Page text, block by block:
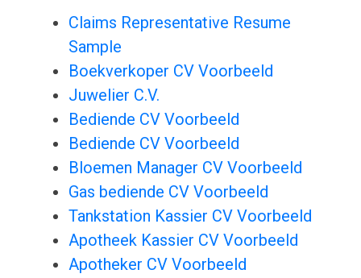
Claims Representative Resume
Sample
Boekverkoper CV Voorbeeld
Juwelier C.V.
Bediende CV Voorbeeld
Bediende CV Voorbeeld
Bloemen Manager CV Voorbeeld
Gas bediende CV Voorbeeld
Tankstation Kassier CV Voorbeeld
Apotheek Kassier CV Voorbeeld
Apotheker CV Voorbeeld